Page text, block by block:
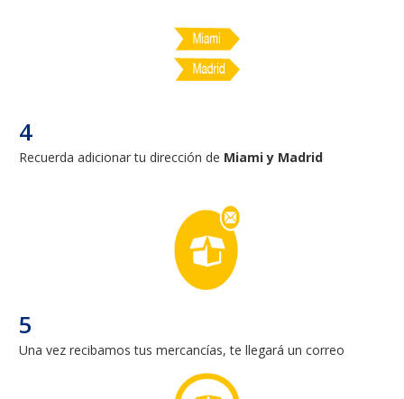
4
Recuerda adicionar tu dirección de Miami y Madrid
5
Una vez recibamos tus mercancías, te llegará un correo